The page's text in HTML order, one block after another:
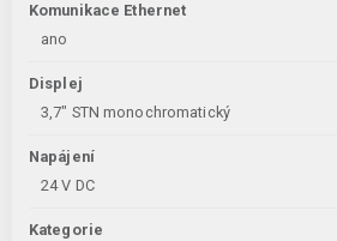
Komunikace Ethernet
ano
Displej
3,7" STN monochromatický
Napájení
24 V DC
Kategorie